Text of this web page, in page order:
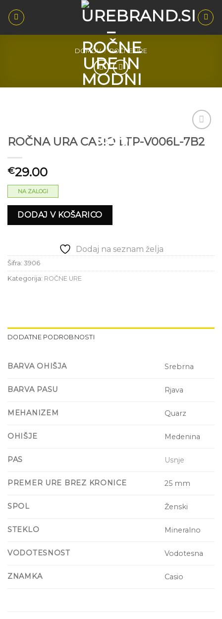
na
DOMOV / ROČNE URE
Dodaj
ROČNA URA CASIO LTP-V006L-7B2
€29.00
NA ZALOGI
DODAJ V KOŠARICO
Dodaj na seznam želja
Šifra: 3906
Kategorija: ROČNE URE
DODATNE PODROBNOSTI
BARVA OHIŠJA Srebrna
BARVA PASU Rjava
MEHANIZEM Quarz
OHIŠJE Medenina
PAS Usnje
PREMER URE BREZ KRONICE 25 mm
SPOL Ženski
STEKLO Mineralno
VODOTESNOST Vodotesna
ZNAMKA Casio